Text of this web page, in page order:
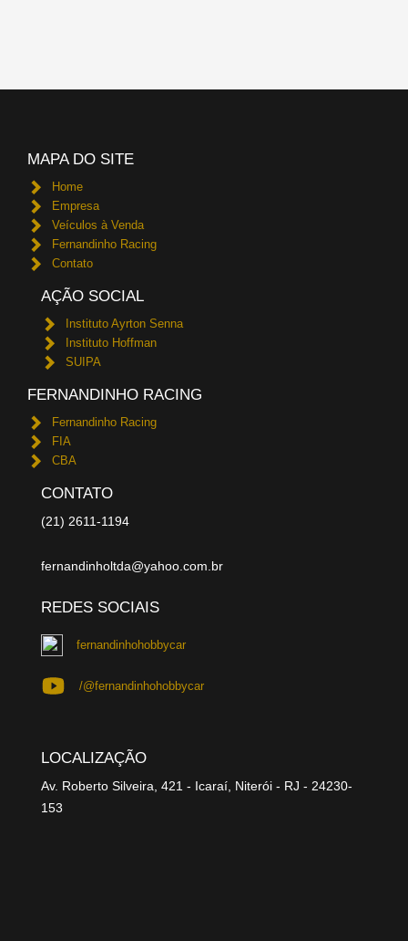
MAPA DO SITE
Home
Empresa
Veículos à Venda
Fernandinho Racing
Contato
AÇÃO SOCIAL
Instituto Ayrton Senna
Instituto Hoffman
SUIPA
FERNANDINHO RACING
Fernandinho Racing
FIA
CBA
CONTATO
(21) 2611-1194
fernandinholtda@yahoo.com.br
REDES SOCIAIS
fernandinhohobbycar
/@fernandinhohobbycar
LOCALIZAÇÃO
Av. Roberto Silveira, 421 - Icaraí, Niterói - RJ - 24230-
153